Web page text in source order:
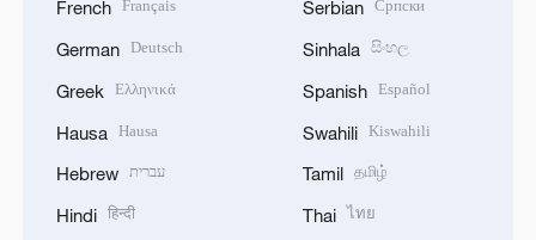
French Français
German Deutsch
Greek Ελληνικά
Hausa Hausa
Hebrew עברית
Hindi हिन्दी
Serbian Српски
Sinhala සිංහල
Spanish Español
Swahili Kiswahili
Tamil தமிழ்
Thai ไทย